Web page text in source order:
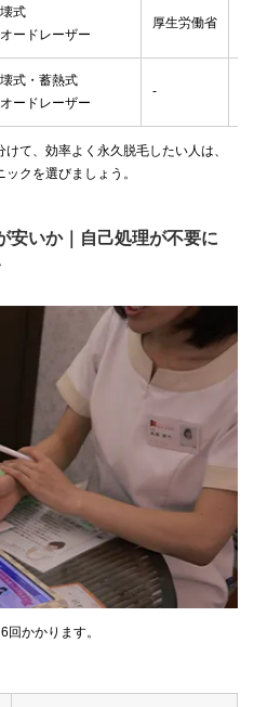
式
ードレーザー
厚生労働省
式・蓄熱式
ードレーザー
-
て、効率よく永久脱毛したい人は、
クを選びましょう。
安いか｜自己処理が不要に
かかります。